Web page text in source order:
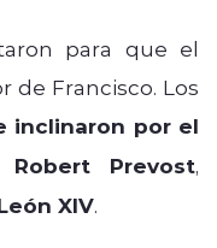
para que el
de Francisco. Los
inclinaron por el
Robert Prevost,
XIV.